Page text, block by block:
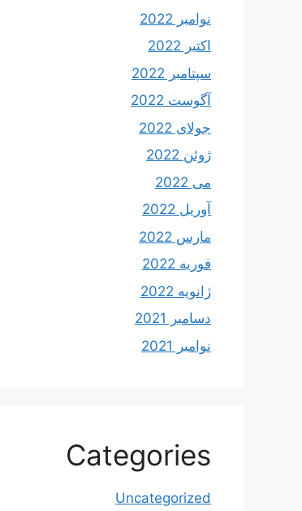
نوامبر 2022
اکتبر 2022
سپتامبر 2022
آگوست 2022
جولای 2022
ژوئن 2022
می 2022
آوریل 2022
مارس 2022
فوریه 2022
ژانویه 2022
دسامبر 2021
نوامبر 2021
Categories
Uncategorized